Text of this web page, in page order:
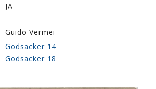
JA
Guido Vermei
Godsacker 14
Godsacker 18